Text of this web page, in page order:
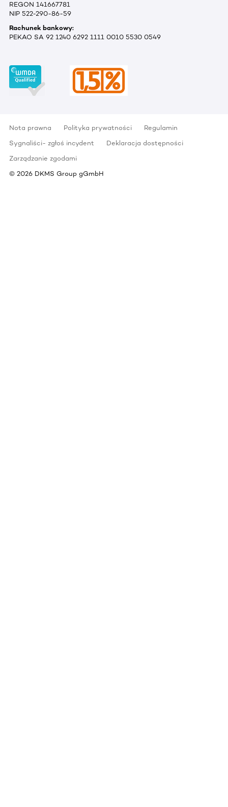
REGON 141667781
NIP 522-290-86-59
Rachunek bankowy:
PEKAO SA 92 1240 6292 1111 0010 5530 0549
Nota prawna Polityka prywatności
Regulamin
Sygnaliści- zgłoś incydent
Deklaracja dostępności
Zarządzanie zgodami
© 2026 DKMS Group gGmbH